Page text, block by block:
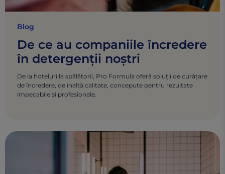
Blog
De ce au companiile încredere
în detergenții noștri
De la hoteluri la spălătorii, Pro Formula oferă soluții de curățare
de încredere, de înaltă calitate, concepute pentru rezultate
impecabile și profesionale.